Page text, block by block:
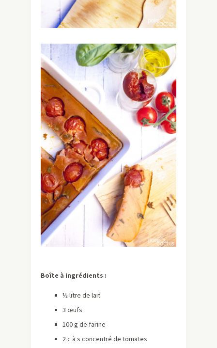
Boîte à ingrédients :
½ litre de lait
3 œufs
100 g de farine
2 c à s concentré de tomates